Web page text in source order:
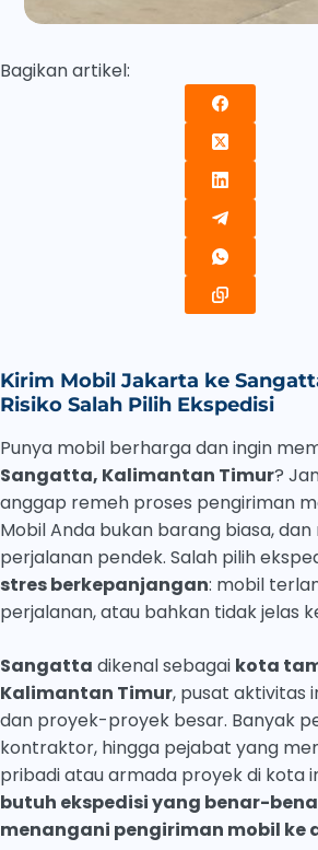
Bagikan artikel:
Kirim Mobil Jakarta ke
Risiko Salah Pilih Ekspedisi
Punya mobil berharga dan ingin
Sangatta, Kalimantan Timur?
anggap remeh proses pengiriman
Mobil Anda bukan barang biasa,
perjalanan pendek. Salah pilih
stres berkepanjangan: mobil
perjalanan, atau bahkan tidak jelas
Sangatta dikenal sebagai kota
Kalimantan Timur, pusat aktivitas
dan proyek-proyek besar. Banyak
kontraktor, hingga pejabat yang
pribadi atau armada proyek di kota
butuh ekspedisi yang benar-
menangani pengiriman mobil ke